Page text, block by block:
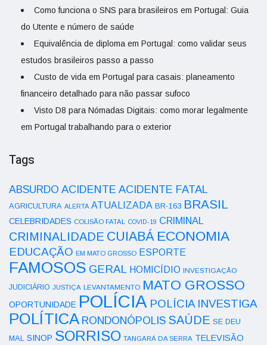
Como funciona o SNS para brasileiros em Portugal: Guia
do Utente e número de saúde
Equivalência de diploma em Portugal: como validar seus
estudos brasileiros passo a passo
Custo de vida em Portugal para casais: planeamento
financeiro detalhado para não passar sufoco
Visto D8 para Nómadas Digitais: como morar legalmente
em Portugal trabalhando para o exterior
Tags
ABSURDO ACIDENTE ACIDENTE FATAL
AGRICULTURA ALERTA ATUALIZADA BR-163 BRASIL
CELEBRIDADES COLISÃO FATAL COVID-19 CRIMINAL
CRIMINALIDADE CUIABÁ ECONOMIA
EDUCAÇÃO EM MATO GROSSO ESPORTE
FAMOSOS GERAL HOMICÍDIO INVESTIGAÇÃO
JUDICIÁRIO JUSTIÇA LEVANTAMENTO MATO GROSSO
OPORTUNIDADE POLÍCIA POLÍCIA INVESTIGA
POLÍTICA RONDONÓPOLIS SAÚDE SE DEU
MAL SINOP SORRISO TANGARÁ DA SERRA TELEVISÃO